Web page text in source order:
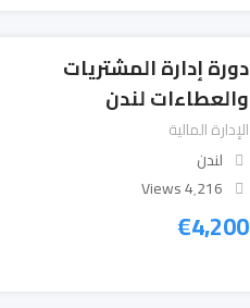
دورة إدارة المشتريات
والعطاءات لندن
الإدارة المالية
لندن
4٬216 Views
€4,200